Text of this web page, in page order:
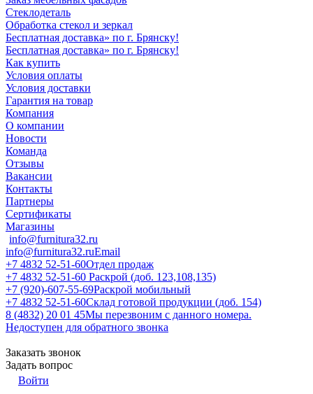
Стеклодеталь
Обработка стекол и зеркал
Бесплатная доставка» по г. Брянску!
Бесплатная доставка» по г. Брянску!
Как купить
Условия оплаты
Условия доставки
Гарантия на товар
Компания
О компании
Новости
Команда
Отзывы
Вакансии
Контакты
Партнеры
Сертификаты
Магазины
info@furnitura32.ru
info@furnitura32.ruEmail
+7 4832 52-51-60Отдел продаж
+7 4832 52-51-60 Раскрой (доб. 123,108,135)
+7 (920)-607-55-69Раскрой мобильный
+7 4832 52-51-60Склад готовой продукции (доб. 154)
8 (4832) 20 01 45Мы перезвоним с данного номера.
Недоступен для обратного звонка
Заказать звонок
Задать вопрос
Войти